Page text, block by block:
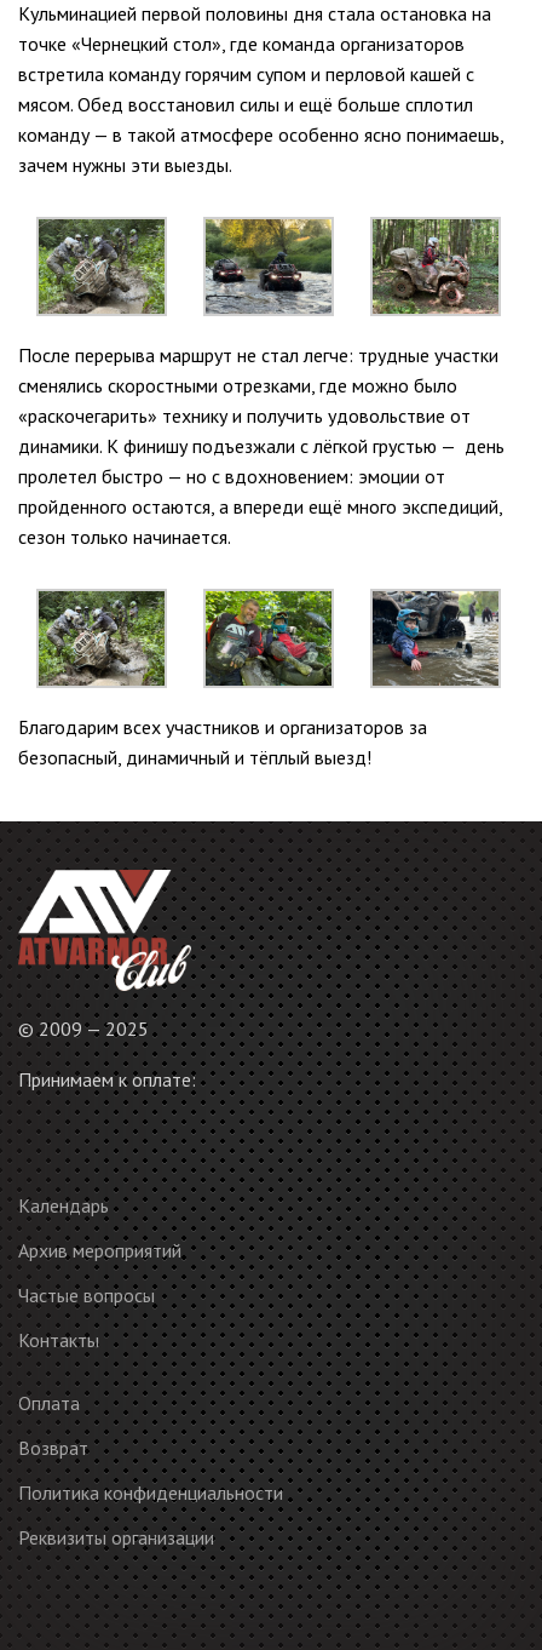
Кульминацией первой половины дня стала остановка на
точке «Чернецкий стол», где команда организаторов
встретила команду горячим супом и перловой кашей с
мясом. Обед восстановил силы и ещё больше сплотил
команду — в такой атмосфере особенно ясно понимаешь,
зачем нужны эти выезды.
После перерыва маршрут не стал легче: трудные участки
сменялись скоростными отрезками, где можно было
«раскочегарить» технику и получить удовольствие от
динамики. К финишу подъезжали с лёгкой грустью — день
пролетел быстро — но с вдохновением: эмоции от
пройденного остаются, а впереди ещё много экспедиций,
сезон только начинается.
Благодарим всех участников и организаторов за
безопасный, динамичный и тёплый выезд!
© 2009 — 2025
Принимаем к оплате:
Календарь
Архив мероприятий
Частые вопросы
Контакты
Оплата
Возврат
Политика конфиденциальности
Реквизиты организации